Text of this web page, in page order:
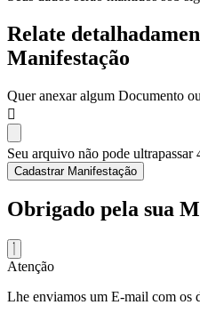
Relate
Manifestação
Quer anexar algum Documento
Seu arquivo não pode ultrapassar
Cadastrar Manifestação
Obrigado pela sua
Atenção
Lhe enviamos um E-mail com os